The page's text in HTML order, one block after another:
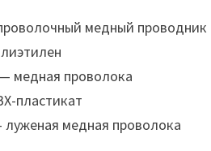
медный проводник
медная проволока
пластикат
медная проволока